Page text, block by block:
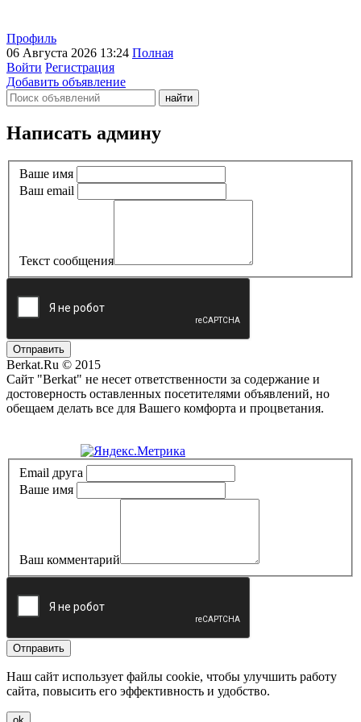
Профиль
06 Августа 2026 13:24 Полная
Войти Регистрация
Добавить объявление
Написать админу
Ваше имя
Ваш email
Текст сообщения
Отправить
Berkat.Ru © 2015
Сайт "Berkat" не несет ответственности за содержание и
достоверность оставленных посетителями объявлений, но
обещаем делать все для Вашего комфорта и процветания.
Email друга
Ваше имя
Ваш комментарий
Отправить
Наш сайт использует файлы cookie, чтобы улучшить работу
сайта, повысить его эффективность и удобство.